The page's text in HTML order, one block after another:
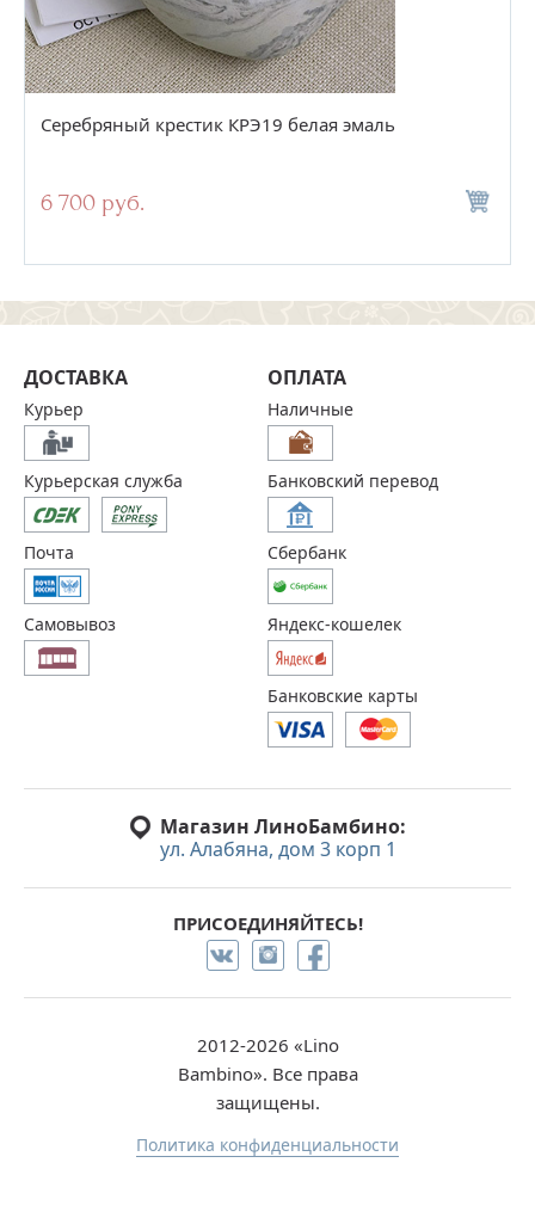
Серебряный крестик КРЭ19 белая эмаль
6 700 руб.
Магазин ЛиноБамбино:
ул. Алабяна, дом 3 корп 1
ПРИСОЕДИНЯЙТЕСЬ!
ДОСТАВКА
Курьер
Курьерская служба
Почта
Самовывоз
ОПЛАТА
Наличные
Банковский перевод
Сбербанк
Яндекс-кошелек
Банковские карты
2012-2026 «Lino
Bambino». Все права
защищены.
Политика конфиденциальности